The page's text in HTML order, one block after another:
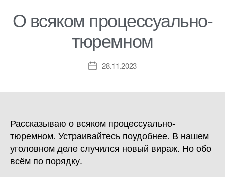
О всяком процессуально-
тюремном
Дата28.11.2023
Рассказываю о всяком процессуально-
тюремном. Устраивайтесь поудобнее. В нашем
уголовном деле случился новый вираж. Но обо
всём по порядку.